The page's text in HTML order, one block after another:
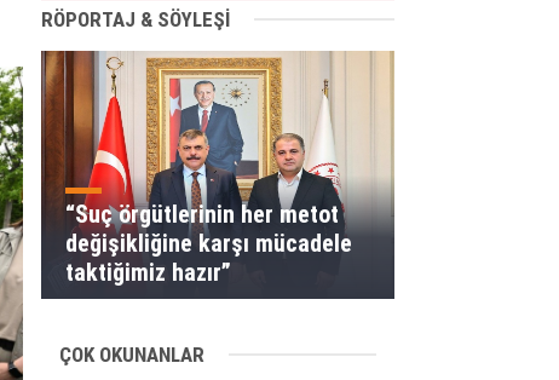
RÖPORTAJ & SÖYLEŞİ
“Suç örgütlerinin her metot
değişikliğine karşı mücadele
taktiğimiz hazır”
ÇOK OKUNANLAR